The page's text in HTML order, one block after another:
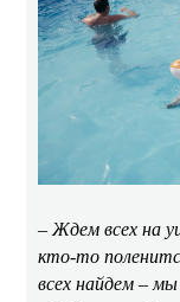
– Ждем всех на
кто-то
всех найдем –